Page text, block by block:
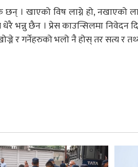
। खाएको विष लाग्ने हो, नखाएको
धेरै भन्नु छैन । प्रेस काउन्सिलमा
र गर्नेहरुको भलो नै होस् तर सत्य